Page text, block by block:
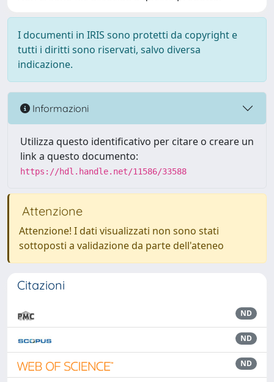
I documenti in IRIS sono protetti da copyright e
tutti i diritti sono riservati, salvo diversa
indicazione.
Informazioni
Utilizza questo identificativo per citare o creare un
link a questo documento:
https://hdl.handle.net/11586/33588
Attenzione
Attenzione! I dati visualizzati non sono stati
sottoposti a validazione da parte dell'ateneo
Citazioni
ND
ND
ND